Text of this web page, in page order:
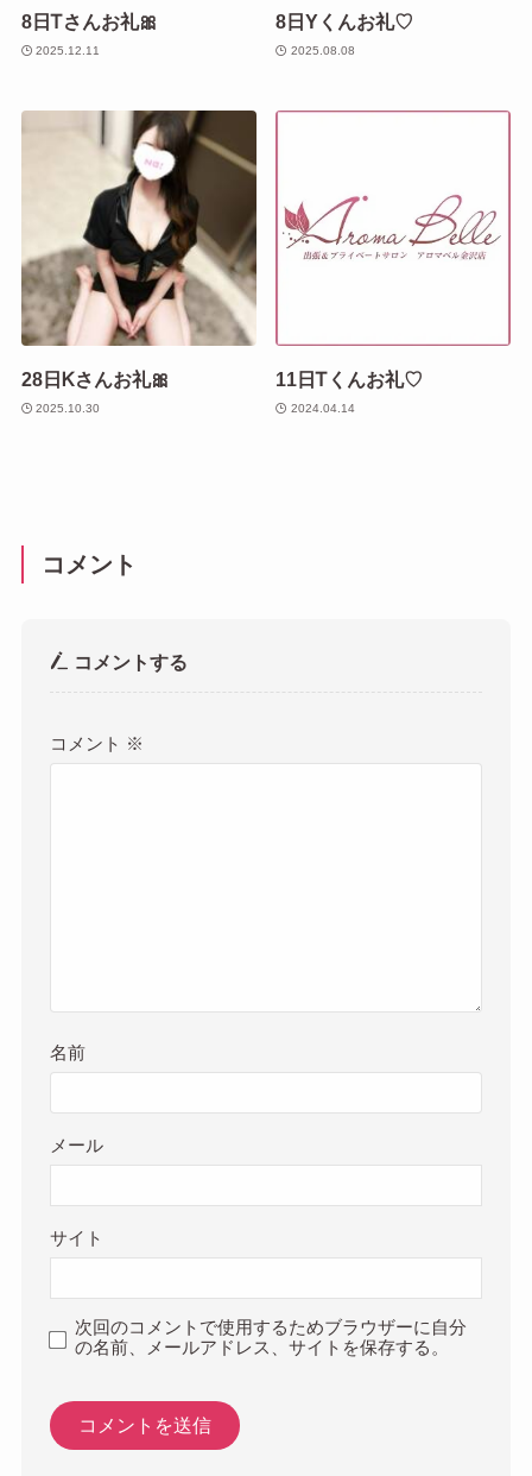
8日Ꭲさんお礼🎀
2025.12.11
8日Yくんお礼♡
2025.08.08
28日Ꮶさんお礼🎀
2025.10.30
11日Ꭲくんお礼♡
2024.04.14
コメント
コメントする
コメント ※
名前
メール
サイト
次回のコメントで使用するためブラウザーに自分
の名前、メールアドレス、サイトを保存する。